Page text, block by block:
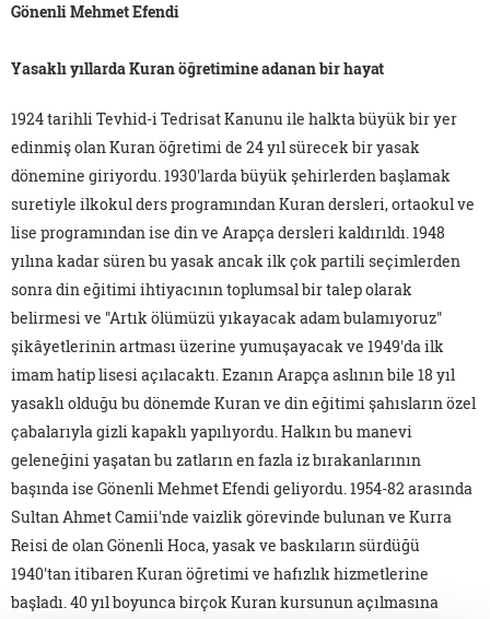
Gönenli Mehmet Efendi
Yasaklı yıllarda Kuran öğretimine adanan bir hayat
1924 tarihli Tevhid-i Tedrisat Kanunu ile halkta büyük bir yer
edinmiş olan Kuran öğretimi de 24 yıl sürecek bir yasak
dönemine giriyordu. 1930'larda büyük şehirlerden başlamak
suretiyle ilkokul ders programından Kuran dersleri, ortaokul ve
lise programından ise din ve Arapça dersleri kaldırıldı. 1948
yılına kadar süren bu yasak ancak ilk çok partili seçimlerden
sonra din eğitimi ihtiyacının toplumsal bir talep olarak
belirmesi ve "Artık ölümüzü yıkayacak adam bulamıyoruz"
şikâyetlerinin artması üzerine yumuşayacak ve 1949'da ilk
imam hatip lisesi açılacaktı. Ezanın Arapça aslının bile 18 yıl
yasaklı olduğu bu dönemde Kuran ve din eğitimi şahısların özel
çabalarıyla gizli kapaklı yapılıyordu. Halkın bu manevi
geleneğini yaşatan bu zatların en fazla iz bırakanlarının
başında ise Gönenli Mehmet Efendi geliyordu. 1954-82 arasında
Sultan Ahmet Camii'nde vaizlik görevinde bulunan ve Kurra
Reisi de olan Gönenli Hoca, yasak ve baskıların sürdüğü
1940'tan itibaren Kuran öğretimi ve hafızlık hizmetlerine
başladı. 40 yıl boyunca birçok Kuran kursunun açılmasına